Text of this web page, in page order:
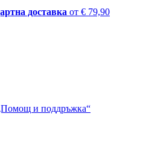
доставка от € 79,90
и поддръжка“